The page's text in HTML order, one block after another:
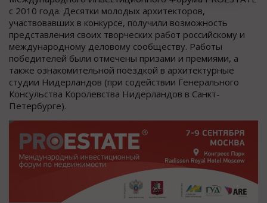
с 2010 года. Десятки молодых архитекторов,
участвовавших в конкурсе, получили возможность
представления своих творческих работ российскому и
международному деловому сообществу. Работы
победителей были отмечены призами и премиями, а
также ознакомительной поездкой в архитектурные
студии Нидерландов (при содействии Генерального
Консульства Королевства Нидерландов в Санкт-
Петербурге).